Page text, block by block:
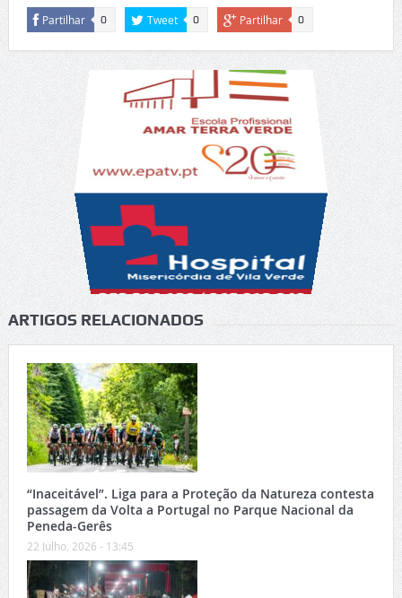
Partilhar 0 Tweet 0 Partilhar 0
ARTIGOS RELACIONADOS
“Inaceitável”. Liga para a Proteção da Natureza contesta
passagem da Volta a Portugal no Parque Nacional da
Peneda-Gerês
22 Julho, 2026 - 13:45